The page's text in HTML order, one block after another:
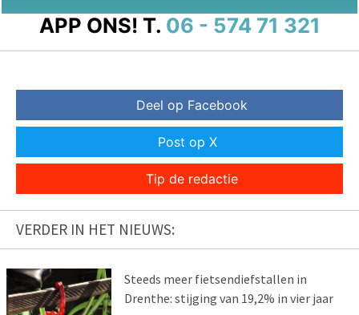
APP ONS! T. 06 - 574 71 321
Deel op Facebook
Post op X
Tip de redactie
VERDER IN HET NIEUWS:
Steeds meer fietsendiefstallen in
Drenthe: stijging van 19,2% in vier jaar